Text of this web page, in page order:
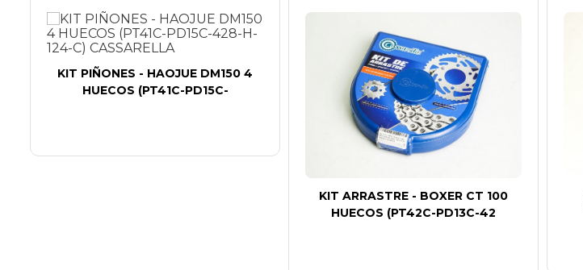
KIT PIÑONES - HAOJUE DM150 4
HUECOS (PT41C-PD15C-
KIT ARRASTRE - BOXER CT 100
HUECOS (PT42C-PD13C-42